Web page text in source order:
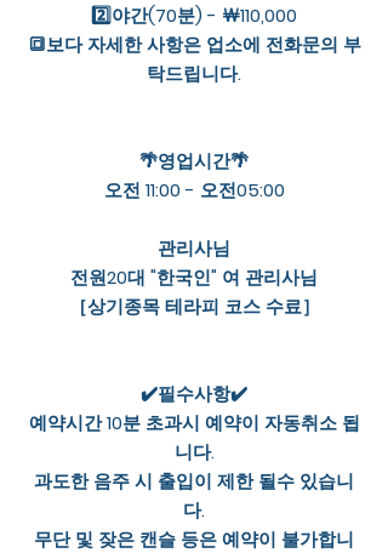
2️⃣야간(70분) - ￦110,000
🔳보다 자세한 사항은 업소에 전화문의 부
탁드립니다.
🌴영업시간🌴
오전 11:00 - 오전05:00
관리사님
전원20대 "한국인" 여 관리사님
［상기종목 테라피 코스 수료］
✔️필수사항✔️
예약시간 10분 초과시 예약이 자동취소 됩
니다.
과도한 음주 시 출입이 제한 될수 있습니
다.
무단 및 잦은 캔슬 등은 예약이 불가합니